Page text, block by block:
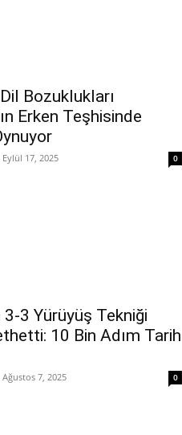
Bozuklukları
Erken Teşhisinde
Eylül 17, 2025 0
3-3 Yürüyüş Tekniği
10 Bin Adım Tarih
Ağustos 7, 2025 0